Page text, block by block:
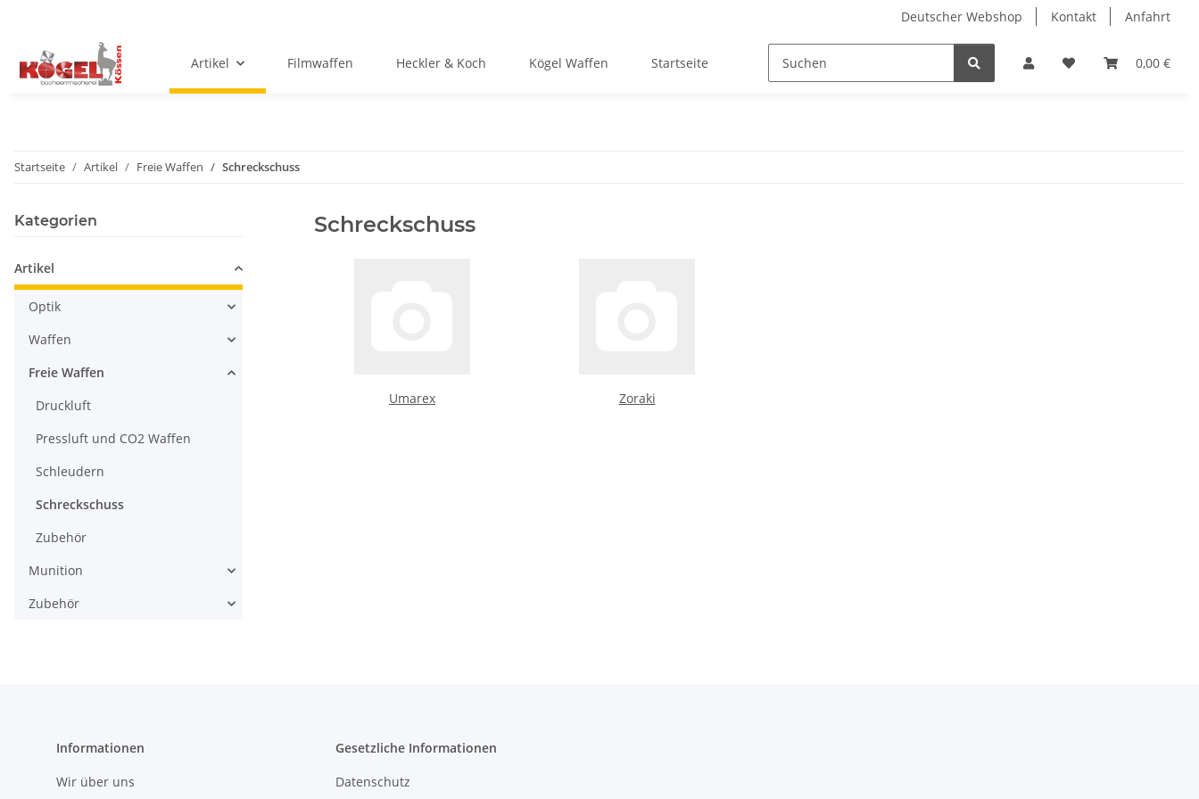
Deutscher Webshop Kontakt Anfahrt
0,00 €
Artikel Filmwaffen Heckler & Koch Kögel Waffen Startseite
Startseite Artikel Freie Waffen Schreckschuss
Schreckschuss
Umarex Zoraki
Kategorien
Artikel
Optik
Waffen
Freie Waffen
Druckluft
Pressluft und CO2 Waffen
Schleudern
Schreckschuss
Zubehör
Munition
Zubehör
Informationen
Wir über uns
Gesetzliche Informationen
Datenschutz